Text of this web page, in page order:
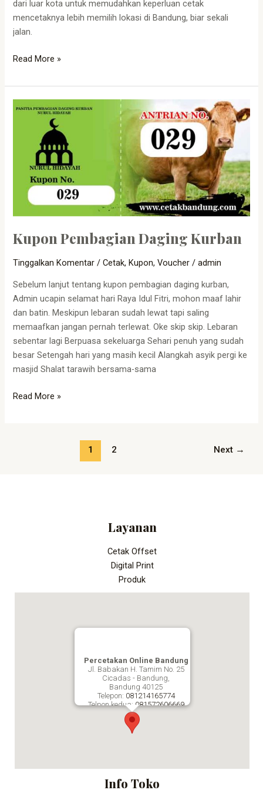
dari luar kota untuk memudahkan keperluan cetak
mencetaknya lebih memilih lokasi di Bandung, biar sekali
jalan.
Read More »
Kupon Pembagian Daging Kurban
Tinggalkan Komentar /Cetak,Kupon,Voucher /admin
Sebelum lanjut tentang kupon pembagian daging kurban,
Admin ucapin selamat hari Raya Idul Fitri, mohon maaf lahir
dan batin. Meskipun lebaran sudah lewat tapi saling
memaafkan jangan pernah terlewat. Oke skip skip. Lebaran
sebentar lagi Berpuasa sekeluarga Sehari penuh yang sudah
besar Setengah hari yang masih kecil Alangkah asyik pergi ke
masjid Shalat tarawih bersama-sama
Kupon
Pembagian
Kurban
Read More »
1 2 Next →
Layanan
Cetak Offset
Digital Print
Produk
Percetakan Online Bandung
Jl. Babakan H. Tamim No. 25
Cicadas - Bandung,
Bandung 40125
Telepon: 081214165774
Telpon kedua: 081572606669
Percetakan Online Bandung
Info Toko